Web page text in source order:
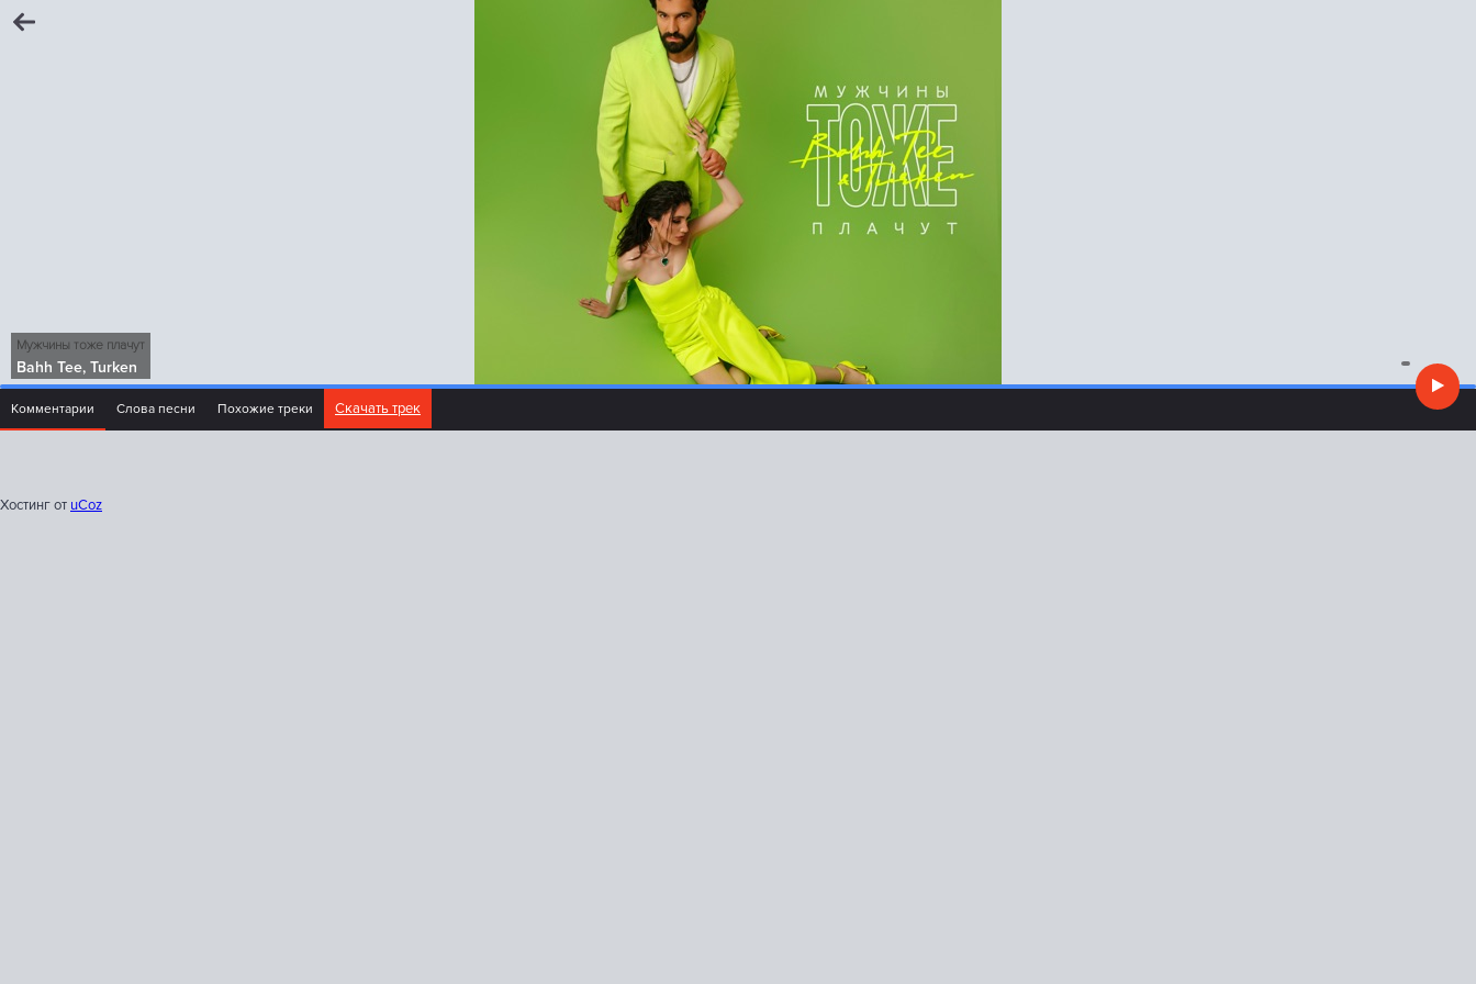
Мужчины тоже плачут
Bahh Tee, Turken
Комментарии Слова песни Похожие треки Скачать трек
Хостинг от uCoz